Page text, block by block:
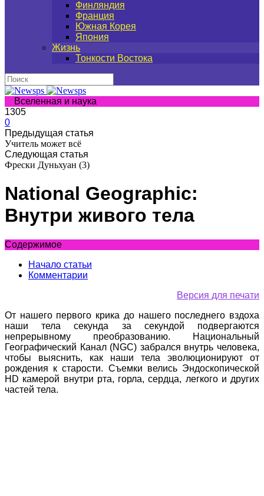
Финляндия
Франция
Южная Корея
Япония
Жизнь
Тонкости Востока
Вселенная и наука
1305
0
Предыдущая статья
Учитель может всё
Следующая статья
Фрески Дуньхуан (3)
National Geographic:
Внутри живого тела
Содержимое
Начало статьи
Комментарии
Версия для печати
От нашего первого крика до нашего последнего вздоха
наши тела секунда за секундой подвергаются
непрерывному преобразованию. Национальный
Географический Канал (NGC) забрался внутрь человека,
чтобы выяснить, как наши тела эволюционируют от
рождения к старости. Съемки велись Эндоскопической
HD камерой внутри рта, горла, сердца, легкого и других
частей тела.